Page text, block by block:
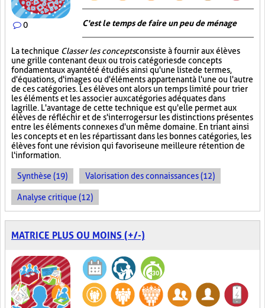
0 C'est le temps de faire un peu de ménage
La technique Classer les conceptsconsiste à fournir aux élèves
une grille contenant deux ou trois catégories de concepts
fondamentaux ayant été étudiés ainsi qu'une liste de termes,
d'équations, d'images ou d'éléments appartenant à l'une ou l'autre
de ces catégories. Les élèves ont alors un temps limité pour trier
les éléments et les associer aux catégories adéquates dans
la grille. L'avantage de cette technique est qu'elle permet aux
élèves de réfléchir et de s'interroger sur les distinctions présentes
entre les éléments connexes d'un même domaine. En triant ainsi
les concepts et en les répartissant dans les bonnes catégories, les
élèves font une révision qui favorise une meilleure rétention de
l'information.
Synthèse (19) Valorisation des connaissances (12)
Analyse critique (12)
MATRICE PLUS OU MOINS (+/-)